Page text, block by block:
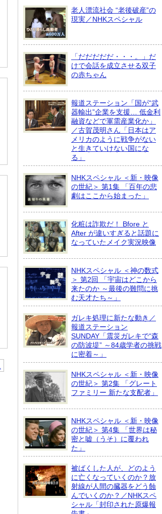
老人漂流社会 “老後破産”の
現実／NHKスペシャル
「だだだだだ・・・。」だ
けで会話を成立させる双子
の赤ちゃん
報道ステーション「国が“武
器輸出”企業を支援… 低金利
融資などで軍需産業化か」
／古賀茂明さん「日本はア
メリカのように戦争がない
と生きていけない国にな
る」
NHKスペシャル ＜新・映像
の世紀＞ 第1集 「百年の悲
劇はここから始まった」
化粧は詐欺だ！ Bfore と
After が違いすぎると話題に
なっていたメイク実況映像
NHKスペシャル ＜神の数式
＞ 第2回 「宇宙はどこから
来たのか ～最後の難問に挑
む天才たち～」
ガレキ処理に新たな動き／
報道ステーション
SUNDAY「震災ガレキで“森
の防波堤” ～84歳学者の挑戦
に密着～」
NHKスペシャル ＜新・映像
の世紀＞ 第2集 「グレート
ファミリー 新たな支配者」
NHKスペシャル ＜新・映像
の世紀＞ 第4集 「世界は秘
密と嘘（うそ）に覆われ
た」
被ばくした人が、どのよう
に亡くなっていくのか？放
射線が人間の臓器をどう蝕
んでいくのか？／NHKスペ
シャル「封印された原爆報